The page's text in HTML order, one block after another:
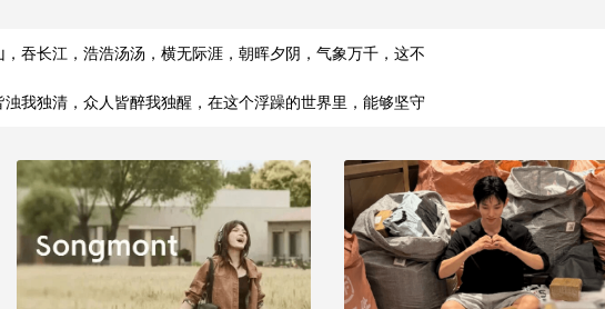
，吞长江，浩浩汤汤，横无际涯，朝晖夕阴，气象万千，这不
浊我独清，众人皆醉我独醒，在这个浮躁的世界里，能够坚守